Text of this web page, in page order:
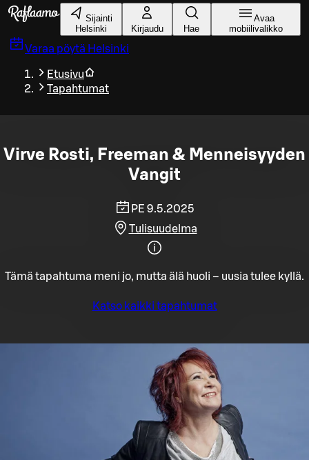
Siirry pääsisältöön
Sijainti
Helsinki
Kirjaudu Hae
Avaa
mobiilivalikko
Varaa pöytä Helsinki
Etusivu
Tapahtumat
Virve Rosti, Freeman & Menneisyyden
Vangit
PE 9.5.2025
Tulisuudelma
Tämä tapahtuma meni jo, mutta älä huoli – uusia tulee kyllä.
Katso kaikki tapahtumat